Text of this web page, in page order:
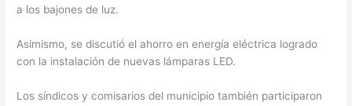
a los bajones de luz.
Asimismo, se discutió el ahorro en energía eléctrica logrado
con la instalación de nuevas lámparas LED.
Los síndicos y comisarios del municipio también participaron